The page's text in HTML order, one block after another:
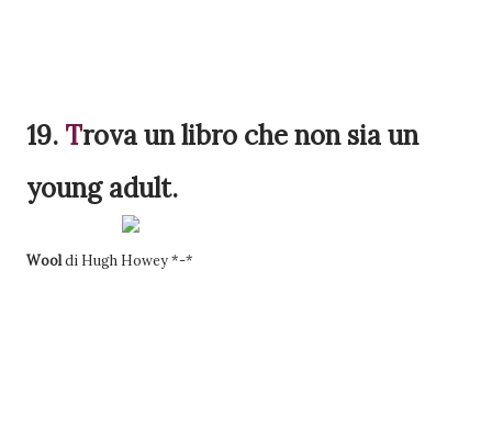
19. Trovaun libro che non sia un
young adult.
Wooldi Hugh Howey *-*